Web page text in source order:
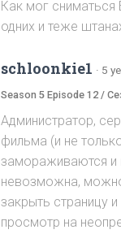
Как мог сниматься
одних и теже
schloonkie1 · 5
Season 5 Episode 12 /
Администратор,
фильма (и не
замораживаются и
невозможна,
закрыть страницу и
просмотр на